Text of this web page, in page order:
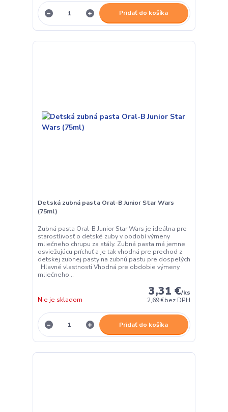
Pridať do košíka
Detská zubná pasta Oral-B Junior Star Wars
(75ml)
Zubná pasta Oral-B Junior Star Wars je ideálna pre
starostlivosť o detské zuby v období výmeny
mliečneho chrupu za stály. Zubná pasta má jemne
osviežujúcu príchuť a je tak vhodná pre prechod z
detskej zubnej pasty na zubnú pastu pre dospelých
Hlavné vlastnosti Vhodná pre obdobie výmeny
mliečneho...
3,31 €/ks
2,69 €bez DPH
Nie je skladom
Pridať do košíka